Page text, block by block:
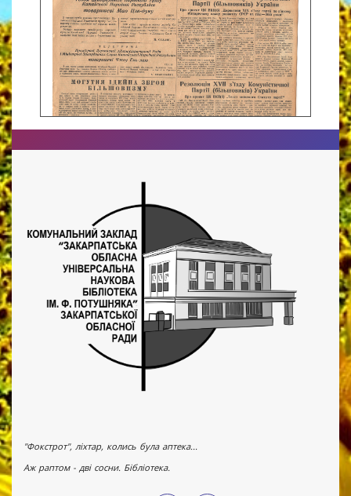
"Фокстрот", ліхтар, колись була аптека...
Аж раптом - дві сосни. Бібліотека.